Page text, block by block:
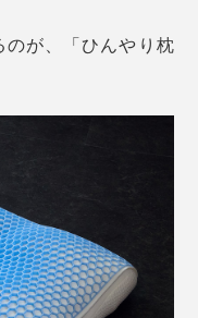
のが、「ひんやり枕